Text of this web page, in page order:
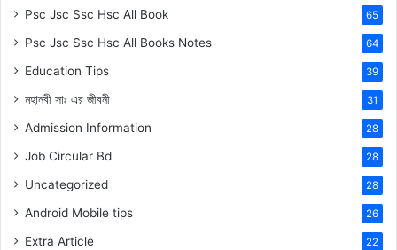
Psc Jsc Ssc Hsc All Book 65
Psc Jsc Ssc Hsc All Books Notes 64
Education Tips 39
মহানবী সাঃ এর জীবনী 31
Admission Information 28
Job Circular Bd 28
Uncategorized 28
Android Mobile tips 26
Extra Article 22